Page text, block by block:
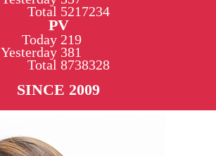
Total 5217234
PV
Today
Yesterday
Total
219
381
8738328
SINCE 2009